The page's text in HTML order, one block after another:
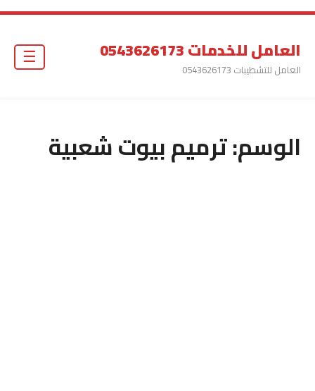
العامل للخدمات 0543626173
العامل للتشطيبات 0543626173
الوسم:ترميم بيوت شعبية